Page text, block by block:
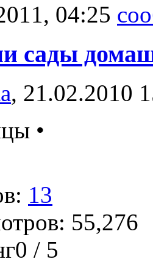
04:25
сады
, 21.02.2010
•
13
55,276
/ 5